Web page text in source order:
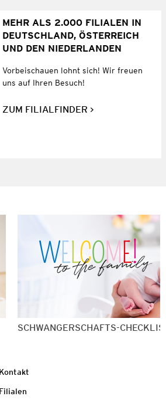
MEHR ALS 2.000 FILIALEN IN
DEUTSCHLAND, ÖSTERREICH
UND DEN NIEDERLANDEN
Vorbeischauen lohnt sich! Wir freuen
uns auf Ihren Besuch!
ZUM FILIALFINDER
SCHWANGERSCHAFTS-
Kontakt
Filialen